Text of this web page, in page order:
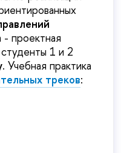
- проектная
1 и 2
. Учебная практика
треков: